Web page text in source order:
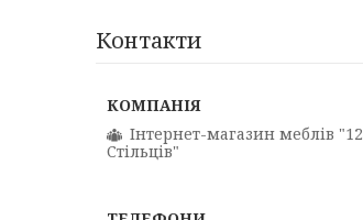
Контакти
Інтернет-магазин меблів "12
Стільців"